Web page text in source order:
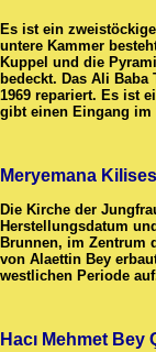
Es ist ein
untere Kammer
Kuppel und die
bedeckt. Das Ali Baba
1969 repariert. Es ist
gibt einen Eingang im
Meryemana
Die Kirche der
Herstellungsdatum
Brunnen, im Zentrum
von Alaettin Bey
westlichen Periode
Hacı Mehmet Bey